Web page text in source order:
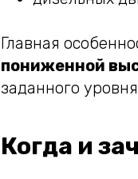
Главная
пониженной
заданного
Когда и